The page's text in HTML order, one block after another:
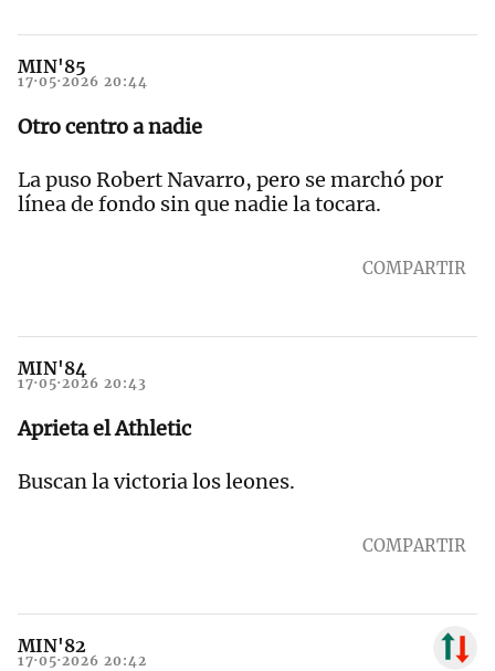
MIN'85
17·05·2026 20:44
Otro centro a nadie
La puso Robert Navarro, pero se marchó por
línea de fondo sin que nadie la tocara.
COMPARTIR
MIN'84
17·05·2026 20:43
Aprieta el Athletic
Buscan la victoria los leones.
COMPARTIR
MIN'82
17·05·2026 20:42